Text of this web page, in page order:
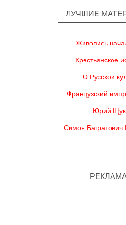
ЛУЧШИЕ
Живопись
Крестьянское
О Русской
Французский
Юрий
Симон Багратович
РЕКЛАМА